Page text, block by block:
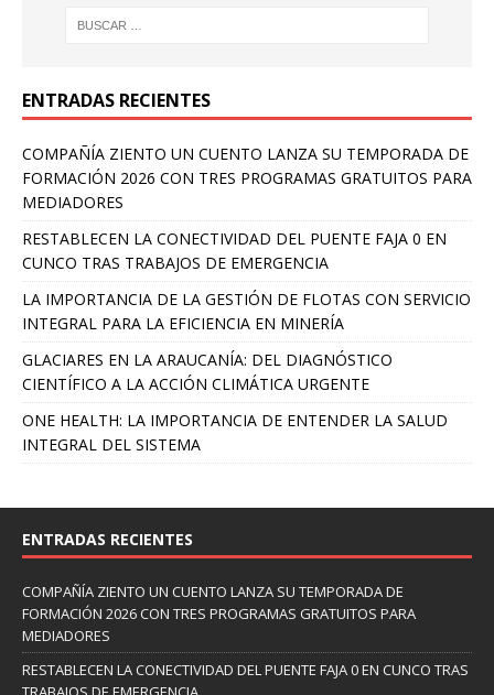
ENTRADAS RECIENTES
COMPAÑÍA ZIENTO UN CUENTO LANZA SU TEMPORADA DE
FORMACIÓN 2026 CON TRES PROGRAMAS GRATUITOS PARA
MEDIADORES
RESTABLECEN LA CONECTIVIDAD DEL PUENTE FAJA 0 EN
CUNCO TRAS TRABAJOS DE EMERGENCIA
LA IMPORTANCIA DE LA GESTIÓN DE FLOTAS CON SERVICIO
INTEGRAL PARA LA EFICIENCIA EN MINERÍA
GLACIARES EN LA ARAUCANÍA: DEL DIAGNÓSTICO
CIENTÍFICO A LA ACCIÓN CLIMÁTICA URGENTE
ONE HEALTH: LA IMPORTANCIA DE ENTENDER LA SALUD
INTEGRAL DEL SISTEMA
ENTRADAS RECIENTES
COMPAÑÍA ZIENTO UN CUENTO LANZA SU TEMPORADA DE
FORMACIÓN 2026 CON TRES PROGRAMAS GRATUITOS PARA
MEDIADORES
RESTABLECEN LA CONECTIVIDAD DEL PUENTE FAJA 0 EN CUNCO TRAS